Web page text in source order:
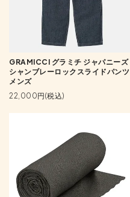
GRAMICCI グラミチ ジャパニーズ
シャンブレーロックスライドパンツ
メンズ
22,000円(税込)